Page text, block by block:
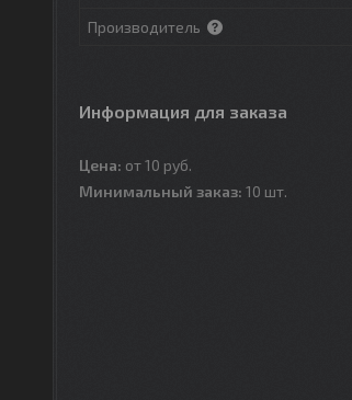
Производитель
Информация для заказа
Цена: от 10 руб.
Минимальный заказ: 10 шт.